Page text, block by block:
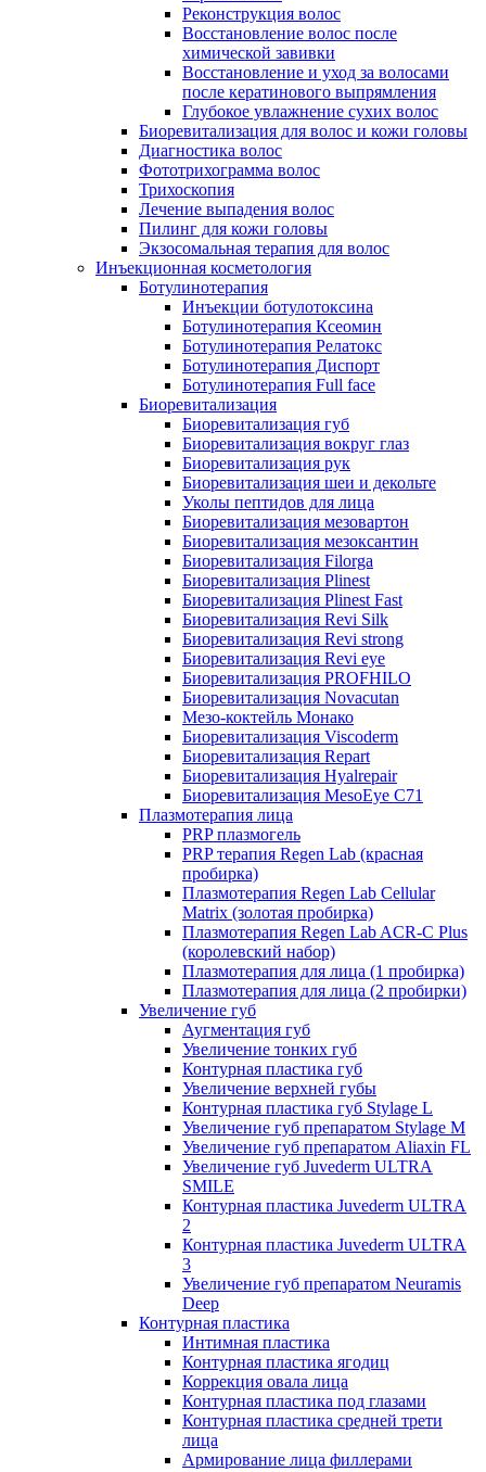
Реконструкция волос
Восстановление волос после
химической завивки
Восстановление и уход за волосами
после кератинового выпрямления
Глубокое увлажнение сухих волос
Биоревитализация для волос и кожи головы
Диагностика волос
Фототрихограмма волос
Трихоскопия
Лечение выпадения волос
Пилинг для кожи головы
Экзосомальная терапия для волос
Инъекционная косметология
Ботулинотерапия
Инъекции ботулотоксина
Ботулинотерапия Ксеомин
Ботулинотерапия Релатокс
Ботулинотерапия Диспорт
Ботулинотерапия Full face
Биоревитализация
Биоревитализация губ
Биоревитализация вокруг глаз
Биоревитализация рук
Биоревитализация шеи и декольте
Уколы пептидов для лица
Биоревитализация мезовартон
Биоревитализация мезоксантин
Биоревитализация Filorga
Биоревитализация Plinest
Биоревитализация Plinest Fast
Биоревитализация Revi Silk
Биоревитализация Revi strong
Биоревитализация Revi eye
Биоревитализация PROFHILO
Биоревитализация Novacutan
Мезо-коктейль Монако
Биоревитализация Viscoderm
Биоревитализация Repart
Биоревитализация Hyalrepair
Биоревитализация MesoEye C71
Плазмотерапия лица
PRP плазмогель
PRP терапия Regen Lab (красная
пробирка)
Плазмотерапия Regen Lab Cellular
Matrix (золотая пробирка)
Плазмотерапия Regen Lab ACR-C Plus
(королевский набор)
Плазмотерапия для лица (1 пробирка)
Плазмотерапия для лица (2 пробирки)
Увеличение губ
Аугментация губ
Увеличение тонких губ
Контурная пластика губ
Увеличение верхней губы
Контурная пластика губ Stylage L
Увеличение губ препаратом Stylage M
Увеличение губ препаратом Aliaxin FL
Увеличение губ Juvederm ULTRA
SMILE
Контурная пластика Juvederm ULTRA
2
Контурная пластика Juvederm ULTRA
3
Увеличение губ препаратом Neuramis
Deep
Контурная пластика
Интимная пластика
Контурная пластика ягодиц
Коррекция овала лица
Контурная пластика под глазами
Контурная пластика средней трети
лица
Армирование лица филлерами